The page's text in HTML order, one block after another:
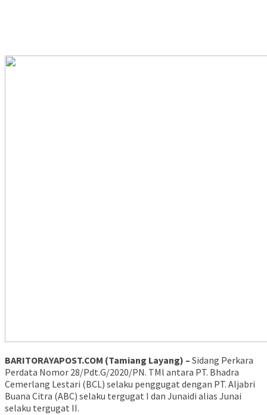
BARITORAYAPOST.COM (Tamiang Layang) – Sidang Perkara
Perdata Nomor 28/Pdt.G/2020/PN. TMl antara PT. Bhadra
Cemerlang Lestari (BCL) selaku penggugat dengan PT. Aljabri
Buana Citra (ABC) selaku tergugat I dan Junaidi alias Junai
selaku tergugat II.